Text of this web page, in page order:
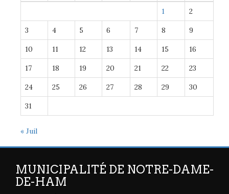
1 2
3 4 5 6 7 8 9
10 11 12 13 14 15 16
17 18 19 20 21 22 23
24 25 26 27 28 29 30
31
« Juil
MUNICIPALITÉ DE NOTRE-DAME-
DE-HAM